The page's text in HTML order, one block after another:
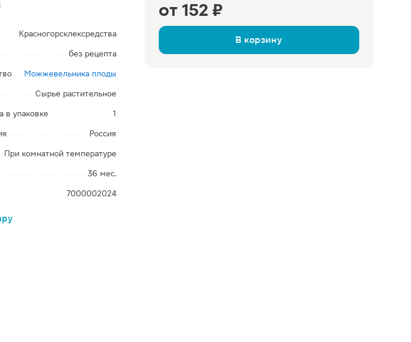
от 152 ₽
В корзину
Красногорсклексредства
без рецепта
Можжевельника плоды
Сырье растительное
в упаковке 1
Россия
При комнатной температуре
36 мес.
7000002024